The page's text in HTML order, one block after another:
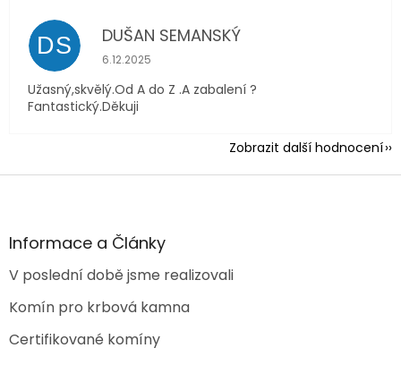
DS DUŠAN SEMANSKÝ
Hodnocení obchodu je 5 z 5 hvězdiček.
6.12.2025
Užasný,skvělý.Od A do Z .A zabalení ?
Fantastický.Děkuji
Zobrazit další hodnocení
Z
aInformace a Články
V poslední době jsme realizovali
Komín pro krbová kamna
Certifikované komíny